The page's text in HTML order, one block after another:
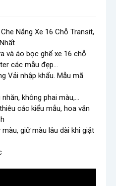
Nắng Xe 16 Chỗ Transit,
và áo bọc ghế xe 16 chỗ
các mẫu đẹp…
Vải nhập khẩu. Mẫu mã
không phai màu,…
các kiểu mẫu, hoa văn
giữ màu lâu dài khi giặt